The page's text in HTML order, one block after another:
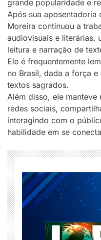
grande popularidade e
Após sua
Moreira continuou a
audiovisuais e literárias,
leitura e narração de
Ele é frequentemente
no Brasil, dada a força
textos sagrados.
Além disso, ele manteve
redes sociais,
interagindo com o
habilidade em se